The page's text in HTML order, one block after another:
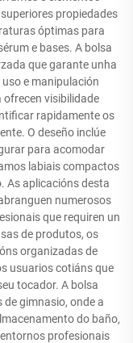
propiedades
óptimas para
e bases. A bolsa
que garante unha
e manipulación
ofrecen visibilidade
rapidamente os
O deseño inclúe
para acomodar
labiais compactos
As aplicacións desta
numerosos
que requiren un
de produtos, os
organizadas de
usuarios cotiáns que
tocador. A bolsa
gimnasio, onde a
do baño,
profesionais